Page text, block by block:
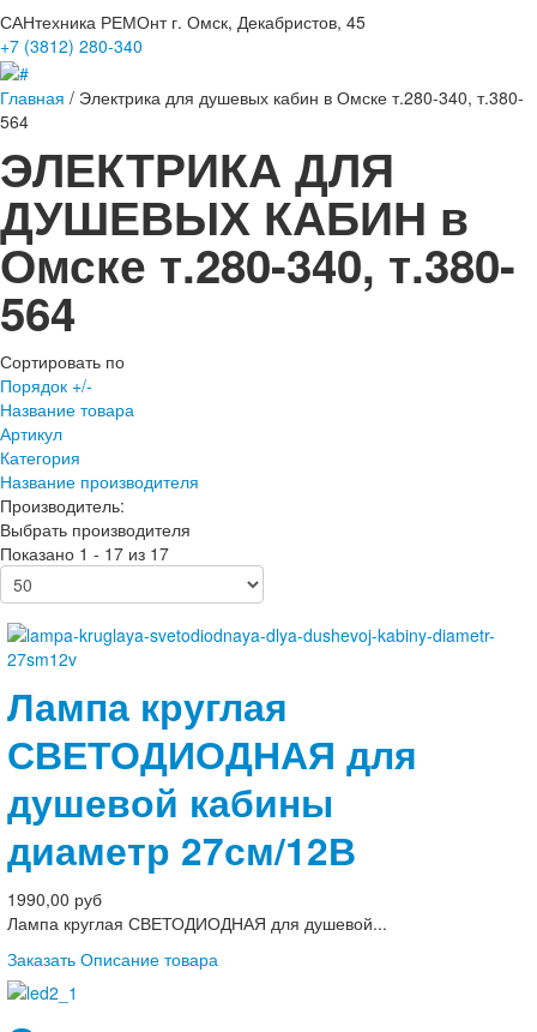
САНтехника РЕМОнт г. Омск, Декабристов, 45
+7 (3812) 280-340
Главная / Электрика для душевых кабин в Омске т.280-340, т.380-
564
ЭЛЕКТРИКА ДЛЯ
ДУШЕВЫХ КАБИН в
Омске т.280-340, т.380-
564
Сортировать по
Порядок +/-
Название товара
Артикул
Категория
Название производителя
Производитель:
Выбрать производителя
Показано 1 - 17 из 17
Лампа круглая
СВЕТОДИОДНАЯ для
душевой кабины
диаметр 27см/12В
1990,00 руб
Лампа круглая СВЕТОДИОДНАЯ для душевой...
Заказать Описание товара